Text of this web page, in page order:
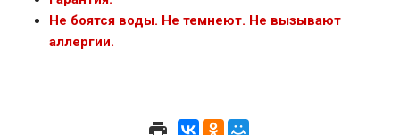
Не боятся воды. Не темнеют. Не вызывают
аллергии.